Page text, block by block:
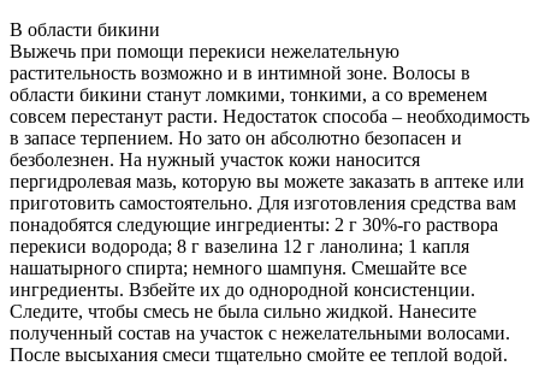
В области бикини
Выжечь при помощи перекиси нежелательную
растительность возможно и в интимной зоне. Волосы в
области бикини станут ломкими, тонкими, а со временем
совсем перестанут расти. Недостаток способа – необходимость
в запасе терпением. Но зато он абсолютно безопасен и
безболезнен. На нужный участок кожи наносится
пергидролевая мазь, которую вы можете заказать в аптеке или
приготовить самостоятельно. Для изготовления средства вам
понадобятся следующие ингредиенты: 2 г 30%-го раствора
перекиси водорода; 8 г вазелина 12 г ланолина; 1 капля
нашатырного спирта; немного шампуня. Смешайте все
ингредиенты. Взбейте их до однородной консистенции.
Следите, чтобы смесь не была сильно жидкой. Нанесите
полученный состав на участок с нежелательными волосами.
После высыхания смеси тщательно смойте ее теплой водой.